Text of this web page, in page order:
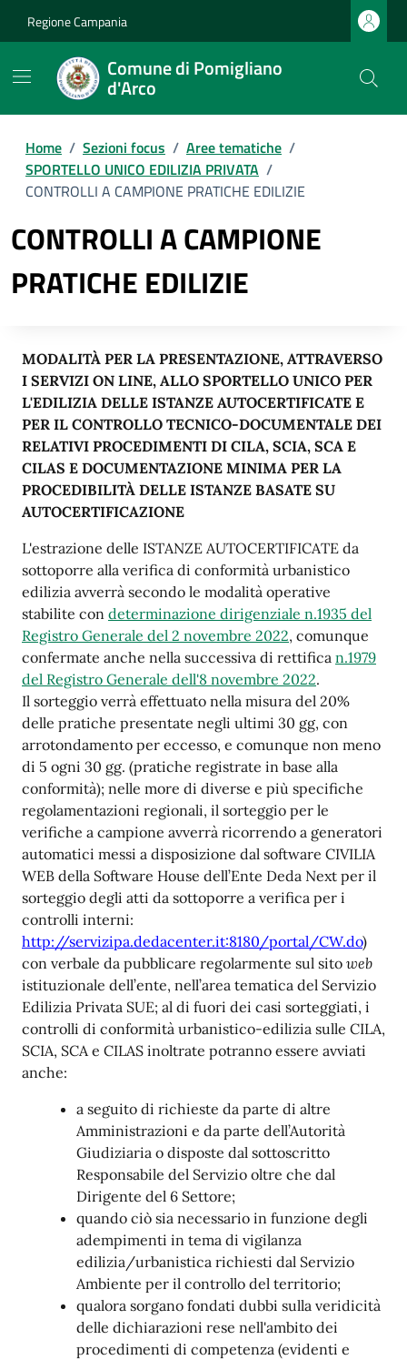
Regione Campania
Comune di Pomigliano
d'Arco
Home / Sezioni focus / Aree tematiche /
SPORTELLO UNICO EDILIZIA PRIVATA /
CONTROLLI A CAMPIONE PRATICHE EDILIZIE
CONTROLLI A CAMPIONE
PRATICHE EDILIZIE
MODALITÀ PER LA PRESENTAZIONE, ATTRAVERSO
I SERVIZI ON LINE, ALLO SPORTELLO UNICO PER
L'EDILIZIA DELLE ISTANZE AUTOCERTIFICATE E
PER IL CONTROLLO TECNICO-DOCUMENTALE DEI
RELATIVI PROCEDIMENTI DI CILA, SCIA, SCA E
CILAS E DOCUMENTAZIONE MINIMA PER LA
PROCEDIBILITÀ DELLE ISTANZE BASATE SU
AUTOCERTIFICAZIONE
L'estrazione delle ISTANZE AUTOCERTIFICATE da
sottoporre alla verifica di conformità urbanistico
edilizia avverrà secondo le modalità operative
stabilite con determinazione dirigenziale n.1935 del
Registro Generale del 2 novembre 2022, comunque
confermate anche nella successiva di rettifica n.1979
del Registro Generale dell'8 novembre 2022.
Il sorteggio verrà effettuato nella misura del 20%
delle pratiche presentate negli ultimi 30 gg, con
arrotondamento per eccesso, e comunque non meno
di 5 ogni 30 gg. (pratiche registrate in base alla
conformità); nelle more di diverse e più specifiche
regolamentazioni regionali, il sorteggio per le
verifiche a campione avverrà ricorrendo a generatori
automatici messi a disposizione dal software CIVILIA
WEB della Software House dell’Ente Deda Next per il
sorteggio degli atti da sottoporre a verifica per i
controlli interni:
http://servizipa.dedacenter.it:8180/portal/CW.do)
con verbale da pubblicare regolarmente sul sito web
istituzionale dell’ente, nell’area tematica del Servizio
Edilizia Privata SUE; al di fuori dei casi sorteggiati, i
controlli di conformità urbanistico-edilizia sulle CILA,
SCIA, SCA e CILAS inoltrate potranno essere avviati
anche:
a seguito di richieste da parte di altre
Amministrazioni e da parte dell’Autorità
Giudiziaria o disposte dal sottoscritto
Responsabile del Servizio oltre che dal
Dirigente del 6 Settore;
quando ciò sia necessario in funzione degli
adempimenti in tema di vigilanza
edilizia/urbanistica richiesti dal Servizio
Ambiente per il controllo del territorio;
qualora sorgano fondati dubbi sulla veridicità
delle dichiarazioni rese nell'ambito dei
procedimenti di competenza (evidenti e